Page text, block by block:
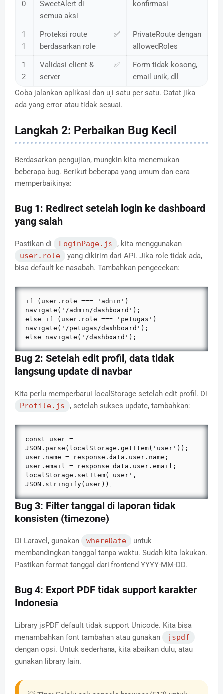
0
SweetAlert di
semua aksi
konfirmasi
1
1
Proteksi route
berdasarkan role
✅
PrivateRoute dengan
allowedRoles
1
2
Validasi client &
server
✅
Form tidak kosong,
email unik, dll
Coba jalankan aplikasi dan uji satu per satu. Catat jika
ada yang error atau tidak sesuai.
Langkah 2: Perbaikan Bug Kecil
Berdasarkan pengujian, mungkin kita menemukan
beberapa bug. Berikut beberapa yang umum dan cara
memperbaikinya:
Bug 1: Redirect setelah login ke dashboard
yang salah
Pastikan di LoginPage.js
, kita menggunakan
user.role
yang dikirim dari API. Jika role tidak ada,
bisa default ke nasabah. Tambahkan pengecekan:
if (user.role === 'admin')
navigate('/admin/dashboard');
else if (user.role === 'petugas')
navigate('/petugas/dashboard');
else navigate('/dashboard');
Bug 2: Setelah edit profil, data tidak
langsung update di navbar
Kita perlu memperbarui localStorage setelah edit profil. Di
Profile.js
, setelah sukses update, tambahkan:
const user =
JSON.parse(localStorage.getItem('user'));
user.name = response.data.user.name;
user.email = response.data.user.email;
localStorage.setItem('user',
JSON.stringify(user));
Bug 3: Filter tanggal di laporan tidak
konsisten (timezone)
Di Laravel, gunakan whereDate
untuk
membandingkan tanggal tanpa waktu. Sudah kita lakukan.
Pastikan format tanggal dari frontend YYYY-MM-DD.
Bug 4: Export PDF tidak support karakter
Indonesia
Library jsPDF default tidak support Unicode. Kita bisa
menambahkan font tambahan atau gunakan
jspdf
dengan opsi. Untuk sederhana, kita abaikan dulu, atau
gunakan library lain.